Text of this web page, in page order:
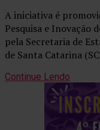
A iniciativa é
Pesquisa e Inovação
pela Secretaria de
de Santa Catarina
Continue Lendo